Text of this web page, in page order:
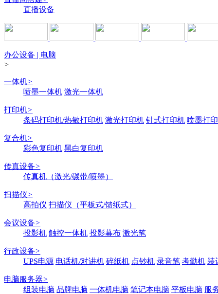
直播设备
办公设备 | 电脑
>
一体机>
喷墨一体机 激光一体机
打印机>
条码打印机/热敏打印机 激光打印机 针式打印机 喷墨打
复合机>
彩色复印机 黑白复印机
传真设备>
传真机（激光/碳带/喷墨）
扫描仪>
高拍仪 扫描仪（平板式/馈纸式）
会议设备>
投影机 触控一体机 投影幕布 激光笔
行政设备>
UPS电源 电话机/对讲机 碎纸机 点钞机 录音笔 考勤机 装
电脑服务器>
组装电脑 品牌电脑 一体机电脑 笔记本电脑 平板电脑 服